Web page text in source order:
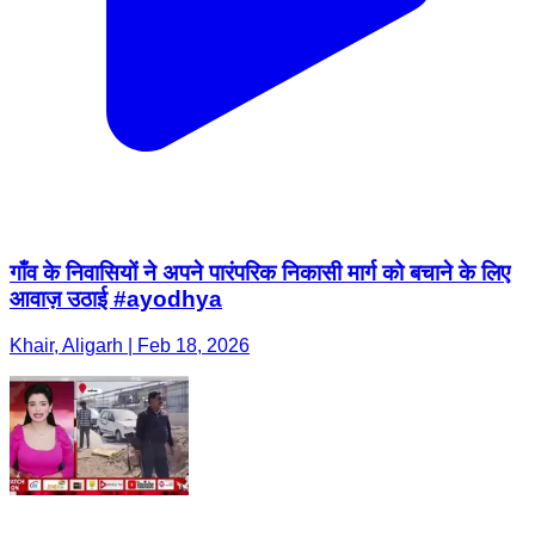
गाँव के निवासियों ने अपने पारंपरिक निकासी मार्ग को बचाने के लिए
आवाज़ उठाई #ayodhya
Khair, Aligarh | Feb 18, 2026